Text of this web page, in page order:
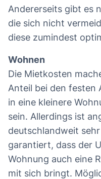
Andererseits gibt es
die sich nicht
diese zumindest
Wohnen
Die Mietkosten
Anteil bei den festen
in eine kleinere
sein. Allerdings ist
deutschlandweit
garantiert, dass der
Wohnung auch eine
mit sich bringt.